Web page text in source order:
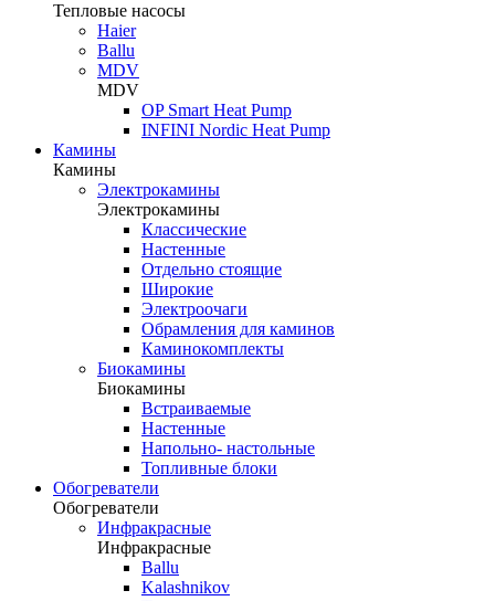
Тепловые насосы
Haier
Ballu
MDV
MDV
OP Smart Heat Pump
INFINI Nordic Heat Pump
Камины
Камины
Электрокамины
Электрокамины
Классические
Настенные
Отдельно стоящие
Широкие
Электроочаги
Обрамления для каминов
Каминокомплекты
Биокамины
Биокамины
Встраиваемые
Настенные
Напольно- настольные
Топливные блоки
Обогреватели
Обогреватели
Инфракрасные
Инфракрасные
Ballu
Kalashnikov